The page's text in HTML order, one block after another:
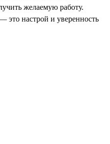
желаемую работу.
это настрой и уверенность